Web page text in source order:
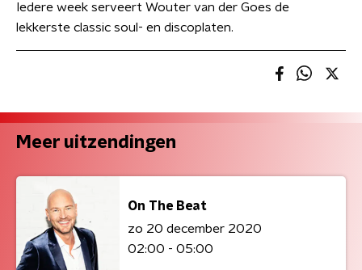
Iedere week serveert Wouter van der Goes de
lekkerste classic soul- en discoplaten.
Meer uitzendingen
On The Beat
zo 20 december 2020
02:00 - 05:00